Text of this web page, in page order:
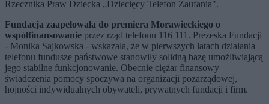
Rzecznika Praw Dziecka „Dziecięcy Telefon Zaufania".
Fundacja zaapelowała do premiera Morawieckiego o
współfinansowanie przez rząd telefonu 116 111. Prezeska Fundacji
- Monika Sajkowska - wskazała, że w pierwszych latach działania
telefonu fundusze państwowe stanowiły solidną bazę umożliwiającą
jego stabilne funkcjonowanie. Obecnie ciężar finansowy
świadczenia pomocy spoczywa na organizacji pozarządowej,
hojności indywidualnych obywateli, prywatnych fundacji i firm.